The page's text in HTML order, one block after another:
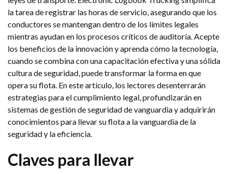
la tarea de registrar las horas de servicio, asegurando que los
conductores se mantengan dentro de los límites legales
mientras ayudan en los procesos críticos de auditoría. Acepte
los beneficios de la innovación y aprenda cómo la tecnología,
cuando se combina con una capacitación efectiva y una sólida
cultura de seguridad, puede transformar la forma en que
opera su flota. En este artículo, los lectores desenterrarán
estrategias para el cumplimiento legal, profundizarán en
sistemas de gestión de seguridad de vanguardia y adquirirán
conocimientos para llevar su flota a la vanguardia de la
seguridad y la eficiencia.
Claves para llevar